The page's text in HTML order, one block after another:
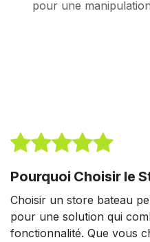
pour une
Pourquoi Choisir le
Choisir un store bateau
pour une solution qui
fonctionnalité. Que vous